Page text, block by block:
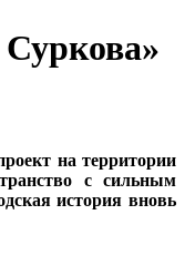
на территории
с сильным
история вновь